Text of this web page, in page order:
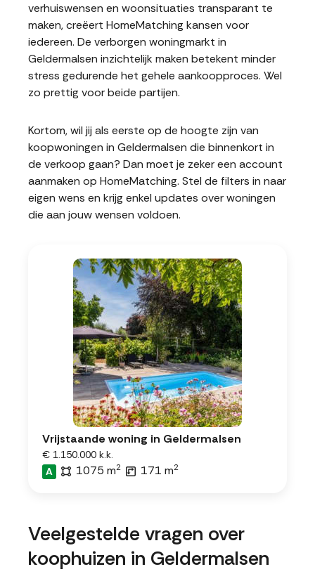
verhuiswensen en woonsituaties transparant te
maken, creëert HomeMatching kansen voor
iedereen. De verborgen woningmarkt in
Geldermalsen inzichtelijk maken betekent minder
stress gedurende het gehele aankoopproces. Wel
zo prettig voor beide partijen.
Kortom, wil jij als eerste op de hoogte zijn van
koopwoningen in Geldermalsen die binnenkort in
de verkoop gaan? Dan moet je zeker een account
aanmaken op HomeMatching. Stel de filters in naar
eigen wens en krijg enkel updates over woningen
die aan jouw wensen voldoen.
Vrijstaande woning in Geldermalsen
€ 1.150.000 k.k.
A
1075 m2 171 m2
Veelgestelde vragen over
koophuizen in Geldermalsen